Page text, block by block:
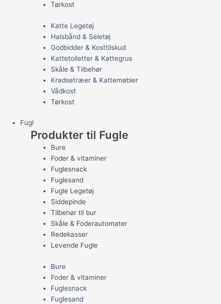
Tørkost
Katte Legetøj
Halsbånd & Seletøj
Godbidder & Kosttilskud
Kattetoiletter & Kattegrus
Skåle & Tilbehør
Kradsetræer & Kattemøbler
Vådkost
Tørkost
Fugl
Produkter til Fugle
Bure
Foder & vitaminer
Fuglesnack
Fuglesand
Fugle Legetøj
Siddepinde
Tilbehør til bur
Skåle & Foderautomater
Redekasser
Levende Fugle
Bure
Foder & vitaminer
Fuglesnack
Fuglesand